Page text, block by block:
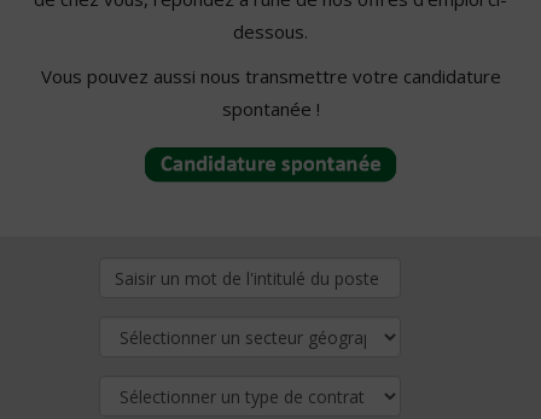
dessous.
Vous pouvez aussi nous transmettre votre candidature
spontanée !